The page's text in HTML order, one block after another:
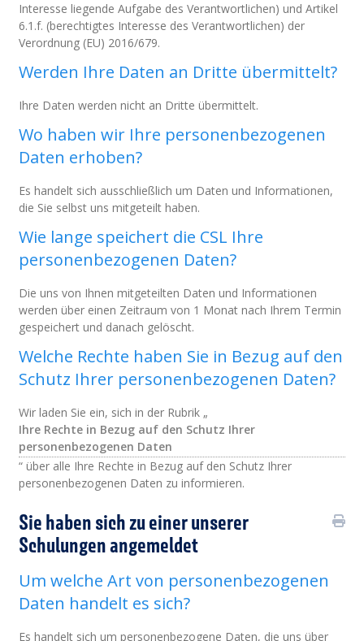
Interesse liegende Aufgabe des Verantwortlichen) und Artikel
6.1.f. (berechtigtes Interesse des Verantwortlichen) der
Verordnung (EU) 2016/679.
Werden Ihre Daten an Dritte übermittelt?
Ihre Daten werden nicht an Dritte übermittelt.
Wo haben wir Ihre personenbezogenen
Daten erhoben?
Es handelt sich ausschließlich um Daten und Informationen,
die Sie selbst uns mitgeteilt haben.
Wie lange speichert die CSL Ihre
personenbezogenen Daten?
Die uns von Ihnen mitgeteilten Daten und Informationen
werden über einen Zeitraum von 1 Monat nach Ihrem Termin
gespeichert und danach gelöscht.
Welche Rechte haben Sie in Bezug auf den
Schutz Ihrer personenbezogenen Daten?
Wir laden Sie ein, sich in der Rubrik „
Ihre Rechte in Bezug auf den Schutz Ihrer
personenbezogenen Daten
“ über alle Ihre Rechte in Bezug auf den Schutz Ihrer
personenbezogenen Daten zu informieren.
Sie haben sich zu einer unserer
Schulungen angemeldet
Um welche Art von personenbezogenen
Daten handelt es sich?
Es handelt sich um personenbezogene Daten, die uns über